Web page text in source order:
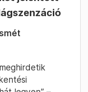
láncokkal, hogy
„Ha szép
árakkal.
ár.” Ha